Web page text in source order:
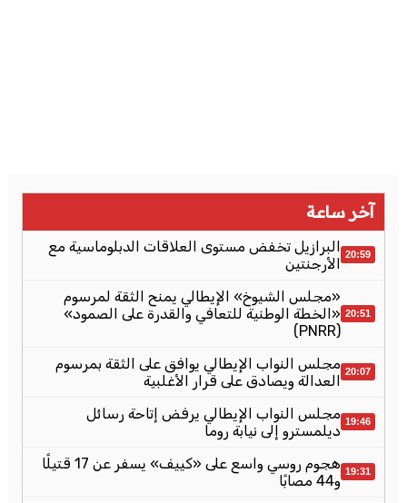
آخر ساعة
20:59 البرازيل تخفض مستوى العلاقات الدبلوماسية مع
الأرجنتين
20:51
«مجلس الشيوخ» الإيطالي يمنح الثقة لمرسوم
«الخطة الوطنية للتعافي والقدرة على الصمود»
(PNRR)
20:07 مجلس النواب الإيطالي يوافق على الثقة بمرسوم
العدالة ويصادق على قرار الأغلبية
19:46 مجلس النواب الإيطالي يرفض إتاحة رسائل
ديلمسترو إلى نيابة روما
19:31
هجوم روسي واسع على «كييف» يسفر عن 17 قتيلًا
و44 مصابًا